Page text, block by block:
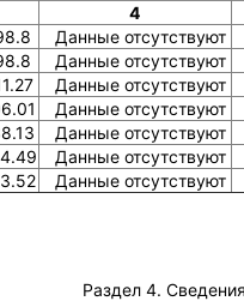
4
Данные отсутствуют
Данные отсутствуют
Данные отсутствуют
Данные отсутствуют
Данные отсутствуют
Данные отсутствуют
Данные отсутствуют
Раздел 4.